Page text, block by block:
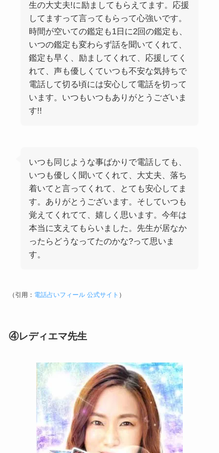
生の大丈夫!に励ましてもらえてます。応援
してますって言ってもらって心強いです。
時間が空いての鑑定も1日に2回の鑑定も、
いつの鑑定も変わらず話を聞いてくれて、
鑑定も早く、励ましてくれて、応援してく
れて、声も優しくていつも不安な気持ちで
電話して切る頃には安心して電話を切って
います。いつもいつもありがとうございま
す!!
いつも同じような事ばかりで電話しても、
いつも優しく聞いてくれて、大丈夫、落ち
着いてと言ってくれて、とても安心してま
す。ありがとうございます。そしていつも
覚えてくれてて、嬉しく思います。今年は
本当に支えてもらいました。先生が居なか
ったらどうなってたのかな?って思いま
す。
（引用： 電話占いフィール 公式サイト ）
④レディエマ先生